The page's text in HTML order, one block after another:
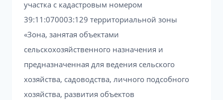
участка с кадастровым номером
39:11:070003:129 территориальной зоны
«Зона, занятая объектами
сельскохозяйственного назначения и
предназначенная для ведения сельского
хозяйства, садоводства, личного подсобного
хозяйства, развития объектов